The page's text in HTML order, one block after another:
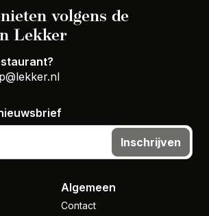
volgens de
Lekker
Inschrijven
Algemeen
Contact